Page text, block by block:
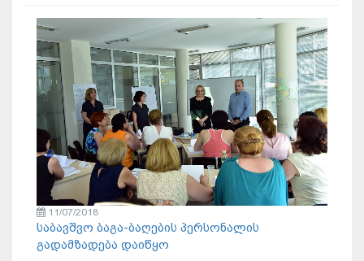
11/07/2018
საბავშვო ბაგა-ბაღების პერსონალის
გადამზადება დაიწყო